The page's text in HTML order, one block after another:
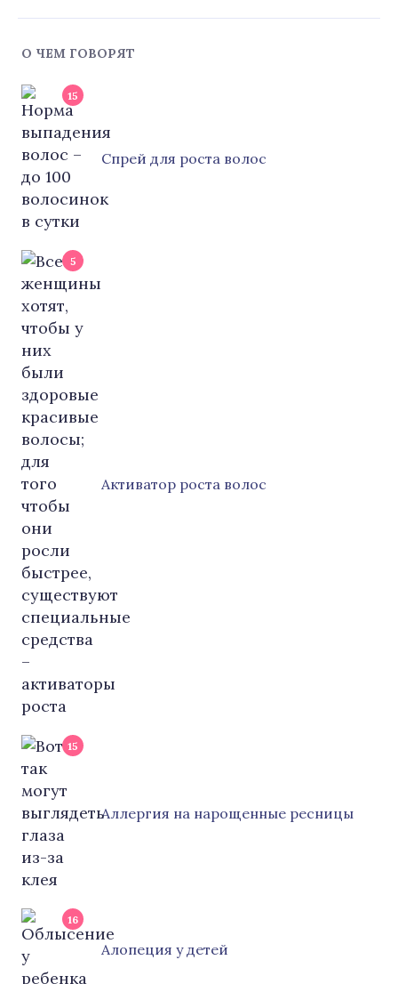
О ЧЕМ ГОВОРЯТ
15
Cпрей для роста волос
5
Активатор роста волос
15
Аллергия на нарощенные ресницы
16
Алопеция у детей